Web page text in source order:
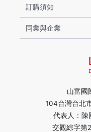
山富國
104台灣台北
代表人：陳
交觀綜字第
訂購須知
同業與企業